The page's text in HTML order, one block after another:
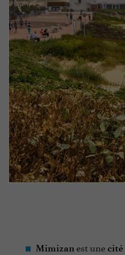
Mimizan est une